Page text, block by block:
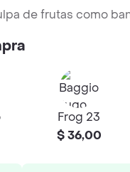
de frutas como
Frog 23
$ 36,00